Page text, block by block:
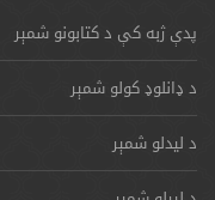
پدې ژبه کې د کتابونو شمېر
د ډانلوډ کولو شمېر
د لیدلو شمېر